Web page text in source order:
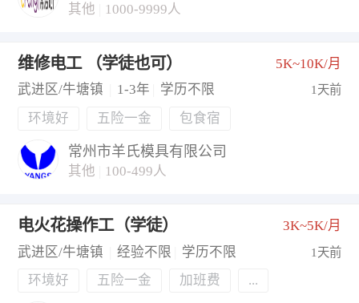
其他 1000-9999人
维修电工 （学徒也可）
5K~10K/月
武进区/牛塘镇
1-3年 学历不限 1天前
环境好 五险一金 包食宿
常州市羊氏模具有限公司
其他 100-499人
电火花操作工（学徒）
3K~5K/月
武进区/牛塘镇
经验不限 学历不限 1天前
环境好 五险一金 加班费 ...